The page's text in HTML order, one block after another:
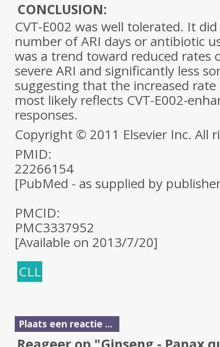
CONCLUSION:
CVT-E002 was well tolerated. It
number of ARI days or antibiotic
was a trend toward reduced rates
severe ARI and significantly less
suggesting that the increased
most likely reflects CVT-E002-
responses.
Copyright © 2011 Elsevier Inc. All
PMID:
22266154
[PubMed - as supplied by
PMCID:
PMC3337952
[Available on 2013/7/20]
CLL
Plaats een reactie ...